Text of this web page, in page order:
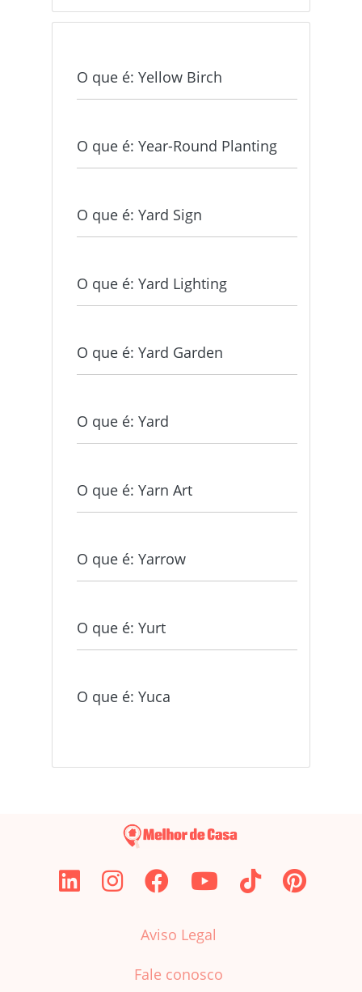
O que é: Yellow Birch
O que é: Year-Round Planting
O que é: Yard Sign
O que é: Yard Lighting
O que é: Yard Garden
O que é: Yard
O que é: Yarn Art
O que é: Yarrow
O que é: Yurt
O que é: Yuca
Aviso Legal
Fale conosco